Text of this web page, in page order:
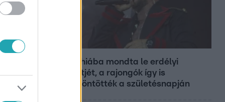
Majka hiába mondta le erdélyi
koncertjét, a rajongók így is
felköszöntötték a születésnapján